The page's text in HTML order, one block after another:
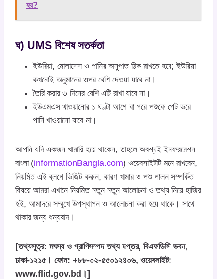
হয়?
ঘ) UMS বিশেষ সতর্কতা
ইউরিয়া, মোলাসেস ও পানির অনুপাত ঠিক রাখতে হবে; ইউরিয়া
কখনোই অনুমানের ওপর বেশি দেওয়া যাবে না।
তৈরি করার ৩ দিনের বেশি এটি রাখা যাবে না।
ইউএমএস খাওয়ানোর ১ ঘণ্টা আগে বা পরে পশুকে পেট ভরে
পানি খাওয়ানো যাবে না।
আপনি যদি একজন খামারি হয়ে থাকেন, তাহলে অবশ্যই ইনফরমেশন
বাংলা (informationBangla.com) ওয়েবসাইটটি মনে রাখবেন,
নিয়মিত এই ব্লগে ভিজিট করুন, কারণ খামার ও পশু পালন সম্পর্কিত
বিষয়ে আমরা এখানে নিয়মিত নতুন নতুন আলোচনা ও তথ্য নিয়ে হাজির
হই, আমাদরে সম্মুখে উপস্থাপন ও আলোচনা করা হয়ে থাকে। সাথে
থাকার জন্য ধন্যবাদ।
[তথ্যসূত্র: মৎস্য ও প্রাণিসম্পদ তথ্য দপ্তর, বিএফডিসি ভবন,
ঢাকা-১২১৫। ফোন: +৮৮-০২-৫৫০১২৪০৬, ওয়েবসাইট:
www.flid.gov.bd।]